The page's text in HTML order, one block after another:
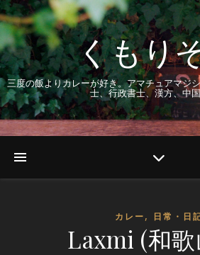
くもり
三度の飯よりカレーが好き。アマチュアマジ
士、行政書士、漢方、中
カレー, 日常・日
Laxmi (和